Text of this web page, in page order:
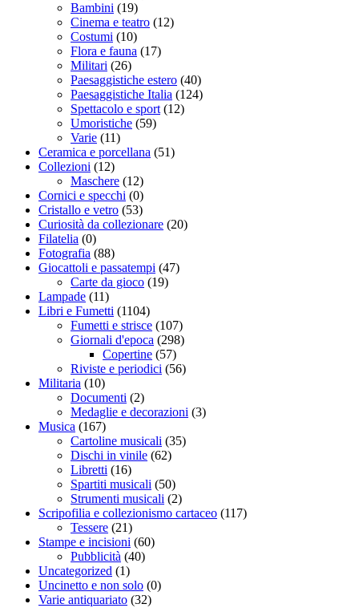
Bambini (19)
Cinema e teatro (12)
Costumi (10)
Flora e fauna (17)
Militari (26)
Paesaggistiche estero (40)
Paesaggistiche Italia (124)
Spettacolo e sport (12)
Umoristiche (59)
Varie (11)
Ceramica e porcellana (51)
Collezioni (12)
Maschere (12)
Cornici e specchi (0)
Cristallo e vetro (53)
Curiosità da collezionare (20)
Filatelia (0)
Fotografia (88)
Giocattoli e passatempi (47)
Carte da gioco (19)
Lampade (11)
Libri e Fumetti (1104)
Fumetti e strisce (107)
Giornali d'epoca (298)
Copertine (57)
Riviste e periodici (56)
Militaria (10)
Documenti (2)
Medaglie e decorazioni (3)
Musica (167)
Cartoline musicali (35)
Dischi in vinile (62)
Libretti (16)
Spartiti musicali (50)
Strumenti musicali (2)
Scripofilia e collezionismo cartaceo (117)
Tessere (21)
Stampe e incisioni (60)
Pubblicità (40)
Uncategorized (1)
Uncinetto e non solo (0)
Varie antiquariato (32)